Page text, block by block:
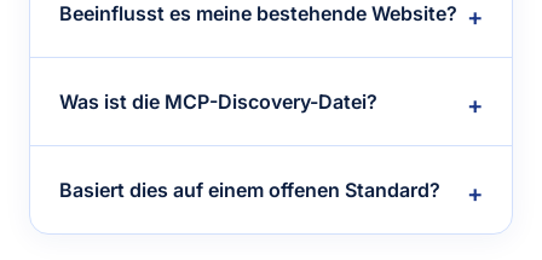
Beeinflusst es meine bestehende Website?
Was ist die MCP-Discovery-Datei?
Basiert dies auf einem offenen Standard?